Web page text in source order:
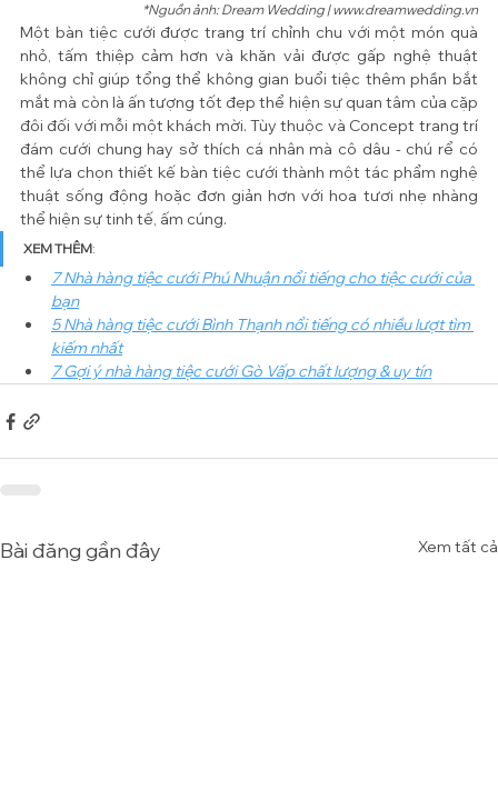
*Nguồn ảnh: Dream Wedding | www.dreamwedding.vn
Một bàn tiệc cưới được trang trí chỉnh chu với một món quà
nhỏ, tấm thiệp cảm hơn và khăn vải được gấp nghệ thuật
không chỉ giúp tổng thể không gian buổi tiệc thêm phần bắt
mắt mà còn là ấn tượng tốt đẹp thể hiện sự quan tâm của cặp
đôi đối với mỗi một khách mời. Tùy thuộc và Concept trang trí
đám cưới chung hay sở thích cá nhân mà cô dâu - chú rể có
thể lựa chọn thiết kế bàn tiệc cưới thành một tác phẩm nghệ
thuật sống động hoặc đơn giản hơn với hoa tươi nhẹ nhàng
thể hiện sự tinh tế, ấm cúng.
XEM THÊM:
7 Nhà hàng tiệc cưới Phú Nhuận nổi tiếng cho tiệc cưới của
bạn
5 Nhà hàng tiệc cưới Bình Thạnh nổi tiếng có nhiều lượt tìm
kiếm nhất
7 Gợi ý nhà hàng tiệc cưới Gò Vấp chất lượng & uy tín
Bài đăng gần đây Xem tất cả